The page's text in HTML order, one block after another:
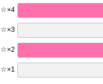
☆×4
☆×3
☆×2
☆×1